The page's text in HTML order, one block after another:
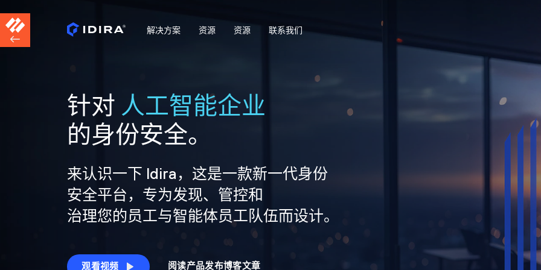
解决方案 资源 资源 联系我们
针对 人工智能企业
的身份安全。
来认识一下 Idira，这是一款新一代身份
安全平台，专为发现、管控和
治理您的员工与智能体员工队伍而设计。
观看视频 阅读产品发布博客文章